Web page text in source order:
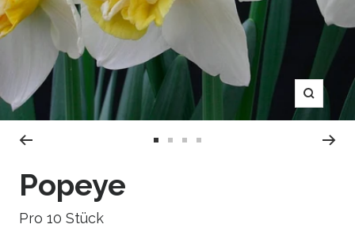
Zoom
Popeye
Pro 10 Stück